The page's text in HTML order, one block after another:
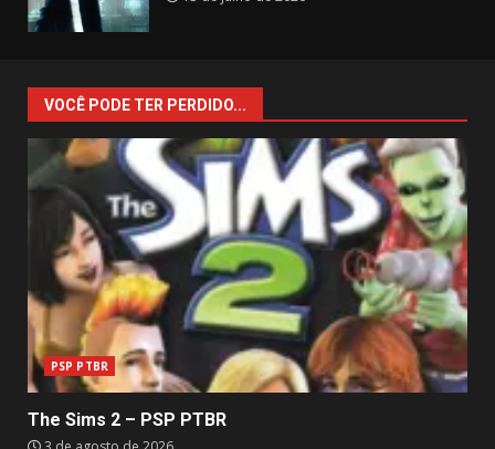
VOCÊ PODE TER PERDIDO...
PSP PTBR
The Sims 2 – PSP PTBR